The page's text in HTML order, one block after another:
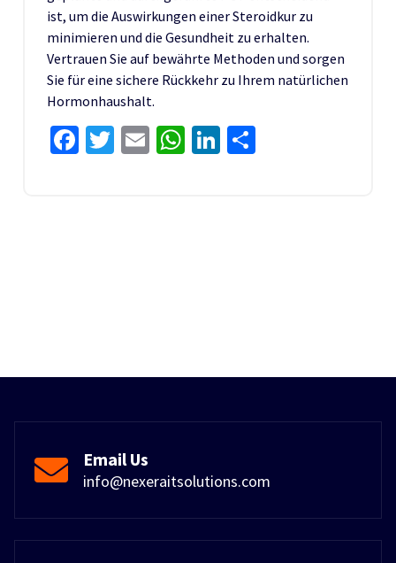
ist, um die Auswirkungen einer Steroidkur zu
minimieren und die Gesundheit zu erhalten.
Vertrauen Sie auf bewährte Methoden und sorgen
Sie für eine sichere Rückkehr zu Ihrem natürlichen
Hormonhaushalt.
Facebook
Twitter
EmailWhatsApp
LinkedIn
Email Us
info@nexeraitsolutions.com